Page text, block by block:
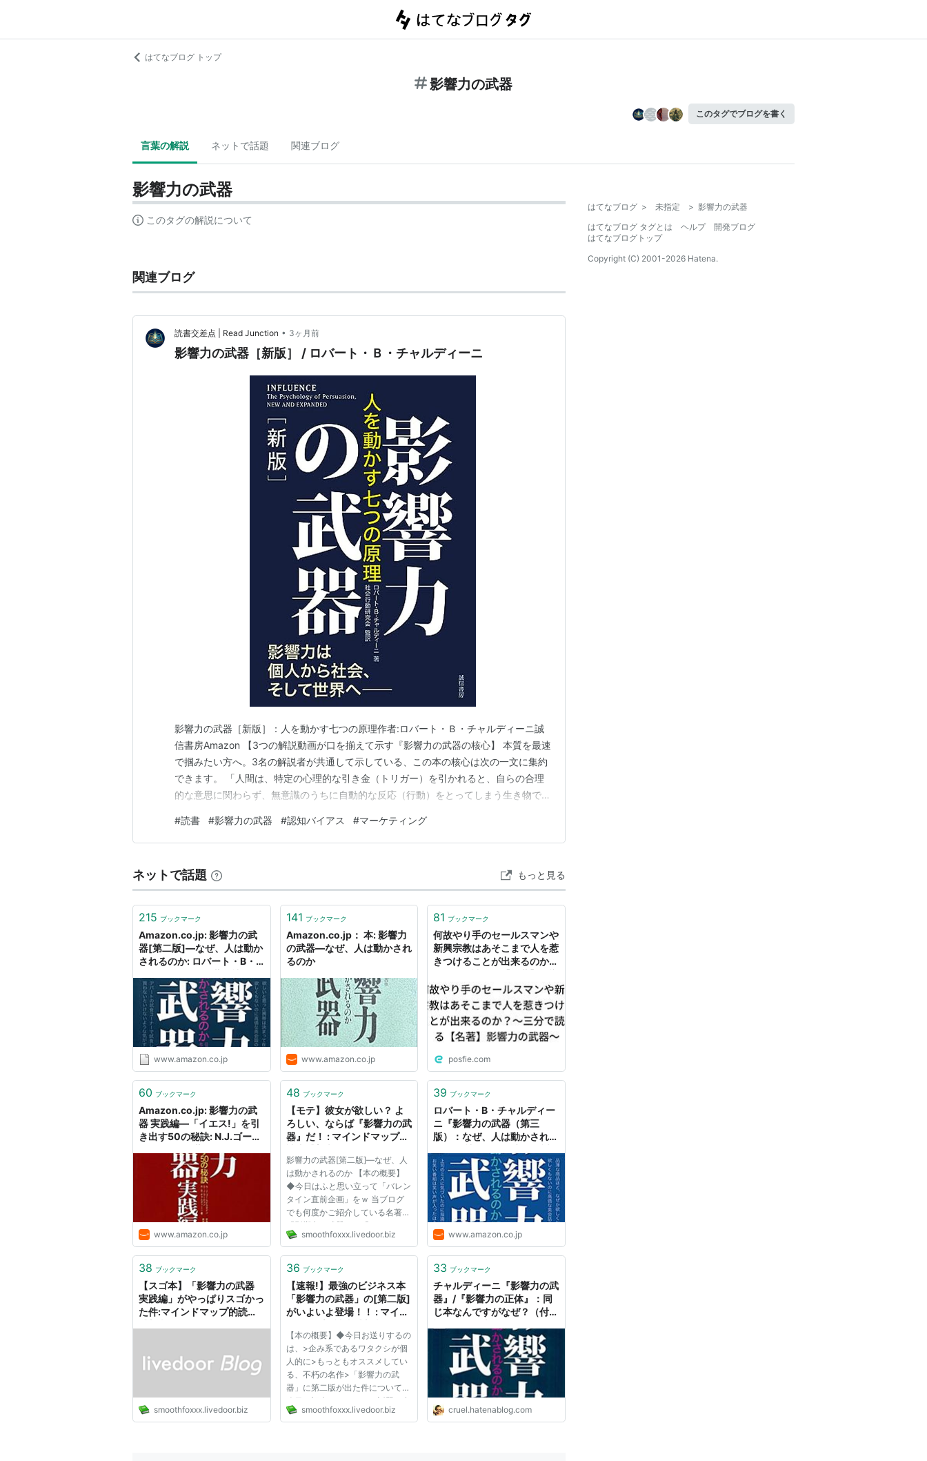
はてなブログ トップ
影響力の武器
このタグでブログを書く
言葉の解説 ネットで話題 関連ブログ
影響力の武器
このタグの解説について
関連ブログ
読書交差点 | Read Junction • 3ヶ月前
影響力の武器［新版］ / ロバート・Ｂ・チャルディーニ
影響力の武器［新版］：人を動かす七つの原理作者:ロバート・Ｂ・チャルディーニ誠
信書房Amazon 【3つの解説動画が口を揃えて示す『影響力の武器の核心】 本質を最速
で掴みたい方へ。3名の解説者が共通して示している、この本の核心は次の一文に集約
できます。 「人間は、特定の心理的な引き金（トリガー）を引かれると、自らの合理
的な意思に関わらず、無意識のうちに自動的な反応（行動）をとってしまう生き物であ
私たちがなぜ不本意な要求に「イエス」と言わされてしまうのか、そのメカニズムを解
き明かしたものです。頭では非合理だとわかって…
#読書 #影響力の武器 #認知バイアス #マーケティング
ネットで話題 もっと見る
215 ブックマーク
Amazon.co.jp: 影響力の武
器[第二版]―なぜ、人は動か
されるのか: ロバート・B・
動研究会 (翻訳): 本
www.amazon.co.jp
141 ブックマーク
Amazon.co.jp： 本: 影響力
の武器―なぜ、人は動かされ
るのか
www.amazon.co.jp
81 ブックマーク
何故やり手のセールスマンや
新興宗教はあそこまで人を惹
きつけることが出来るのか？
力の武器～
posfie.com
60 ブックマーク
Amazon.co.jp: 影響力の武
器 実践編―「イエス!」を引
き出す50の秘訣: N.J.ゴール
ィン (著), R.B.チャルディー
ニ (著), 安藤清志監訳 (翻訳),
高橋紹子訳 (翻訳): 本
www.amazon.co.jp
48 ブックマーク
【モテ】彼女が欲しい？ よ
ろしい、ならば『影響力の武
器』だ！ : マインドマップ的
影響力の武器[第二版]―なぜ、人
は動かされるのか 【本の概要】
◆今日はふと思い立って「バレン
タイン直前企画」をｗ 当ブログ
でも何度かご紹介している名著、
『影響力の武器』を「モテネタ」
として読んでみようかと思った次
ビジネス本「影響力の武器」の
（2007...
smoothfoxxx.livedoor.biz
39 ブックマーク
ロバート・B・チャルディー
ニ『影響力の武器（第三
版）：なぜ、人は動かされる
信書房 - Amazon
www.amazon.co.jp
38 ブックマーク
【スゴ本】「影響力の武器
実践編」がやっぱりスゴかっ
た件:マインドマップ的読書
smoothfoxxx.livedoor.biz
36 ブックマーク
【速報!】最強のビジネス本
「影響力の武器」の[第二版]
がいよいよ登場！！ : マイン
【本の概要】◆今日お送りするの
は、>企み系であるワタクシが個
人的に>もっともオススメしてい
る、不朽の名作>「影響力の武
器」に第二版が出た件について。
昨日の記事でちょろっと話題に出
して、皆が食いついてくれるのを
smoothfoxxx.livedoor.biz
33 ブックマーク
チャルディーニ『影響力の武
器』/『影響力の正体』：同
じ本なんですがなぜ？（付
記参照) - 山形浩生の「経済
のトリセツ」
cruel.hatenablog.com
はてなブログ > 未指定 > 影響力の武器
はてなブログ タグとは
ヘルプ
開発ブログ
はてなブログトップ
Copyright (C) 2001-2026 Hatena.